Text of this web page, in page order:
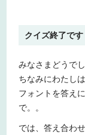
クイズ終了です
みなさまどうで
ちなみにわたし
フォントを答え
で。。
では、答え合わ